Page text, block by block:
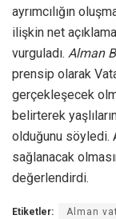
ayrımcılığın
ilişkin net
vurguladı. Alman
prensip olarak
gerçekleşecek
belirterek
olduğunu söyledi.
sağlanacak
değerlendirdi.
Etiketler: Alman